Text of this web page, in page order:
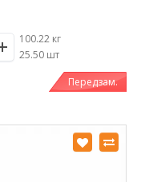
100.22 кг
/25.50 шт
Передзам.